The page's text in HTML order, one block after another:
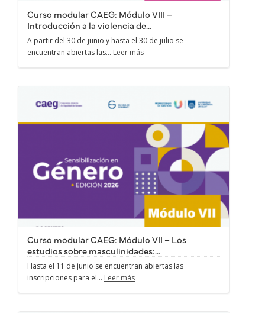
Curso modular CAEG: Módulo VIII –
Introducción a la violencia de...
A partir del 30 de junio y hasta el 30 de julio se
encuentran abiertas las... Leer más
Curso modular CAEG: Módulo VII – Los
estudios sobre masculinidades:...
Hasta el 11 de junio se encuentran abiertas las
inscripciones para el... Leer más